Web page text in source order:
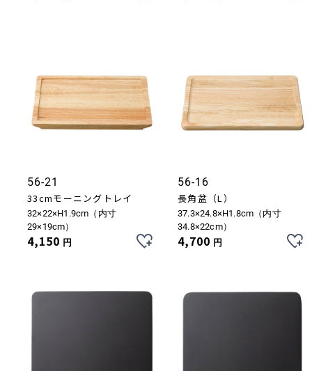
56-21
33cmモーニングトレイ
32×22×H1.9cm（内寸
29×19cm）
4,150 円
56-16
長角盆（L）
37.3×24.8×H1.8cm（内寸
34.8×22cm）
4,700 円